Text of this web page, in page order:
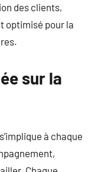
des clients,
optimisé pour la
sur la
à chaque